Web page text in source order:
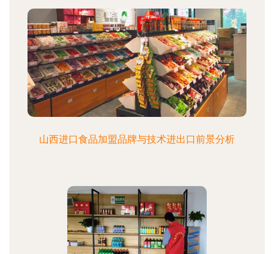
山西进口食品加盟品牌与技术进出口前景分析